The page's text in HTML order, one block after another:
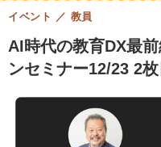
AI時代の教育DX最
ンセミナー12/23 2
イベント 教員